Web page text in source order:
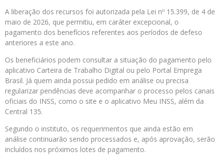
A liberação dos recursos foi autorizada pela Lei nº 15.399, de 4 de
maio de 2026, que permitiu, em caráter excepcional, o
pagamento dos benefícios referentes aos períodos de defeso
anteriores a este ano.
Os beneficiários podem consultar a situação do pagamento pelo
aplicativo Carteira de Trabalho Digital ou pelo Portal Emprega
Brasil. Já quem ainda possui pedido em análise ou precisa
regularizar pendências deve acompanhar o processo pelos canais
oficiais do INSS, como o site e o aplicativo Meu INSS, além da
Central 135.
Segundo o instituto, os requerimentos que ainda estão em
análise continuarão sendo processados e, após aprovação, serão
incluídos nos próximos lotes de pagamento.